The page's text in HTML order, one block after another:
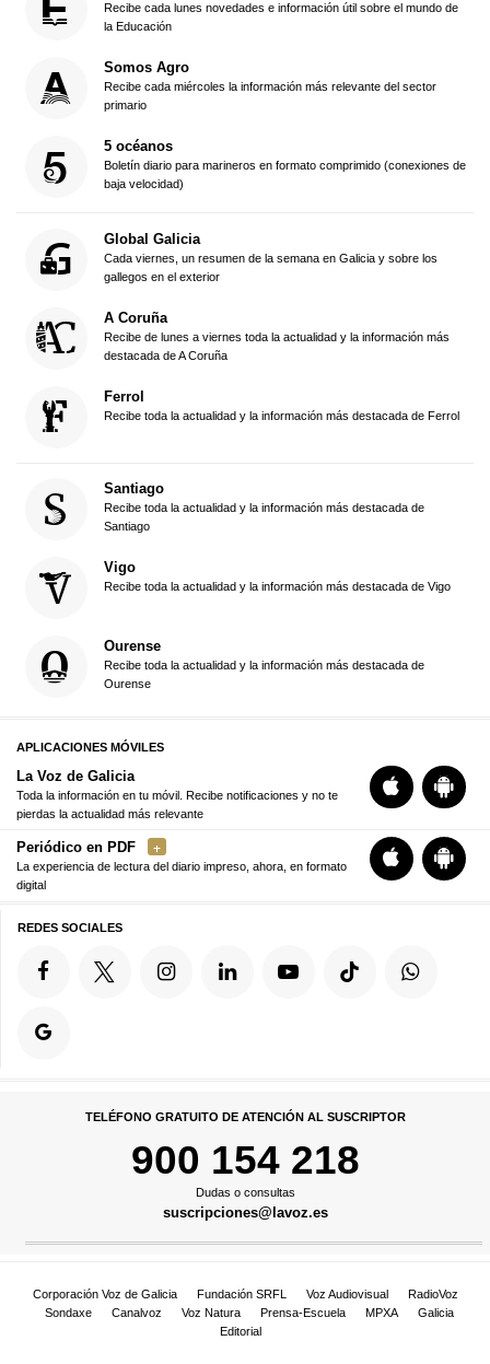
Recibe cada lunes novedades e información útil sobre el mundo de
la Educación
Somos Agro
Recibe cada miércoles la información más relevante del sector
primario
5 océanos
Boletín diario para marineros en formato comprimido (conexiones de
baja velocidad)
Global Galicia
Cada viernes, un resumen de la semana en Galicia y sobre los
gallegos en el exterior
A Coruña
Recibe de lunes a viernes toda la actualidad y la información más
destacada de A Coruña
Ferrol
Recibe toda la actualidad y la información más destacada de Ferrol
Santiago
Recibe toda la actualidad y la información más destacada de
Santiago
Vigo
Recibe toda la actualidad y la información más destacada de Vigo
Ourense
Recibe toda la actualidad y la información más destacada de
Ourense
APLICACIONES MÓVILES
La Voz de Galicia
Toda la información en tu móvil. Recibe notificaciones y no te
pierdas la actualidad más relevante
Periódico en PDF
La experiencia de lectura del diario impreso, ahora, en formato
digital
REDES SOCIALES
TELÉFONO GRATUITO DE ATENCIÓN AL SUSCRIPTOR
900 154 218
Dudas o consultas
suscripciones@lavoz.es
Corporación Voz de Galicia Fundación SRFL Voz Audiovisual
RadioVoz
Sondaxe
Canalvoz Voz Natura Prensa-Escuela MPXA
Galicia
Editorial